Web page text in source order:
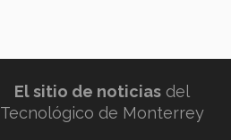
El sitio de noticias del
Tecnológico de Monterrey